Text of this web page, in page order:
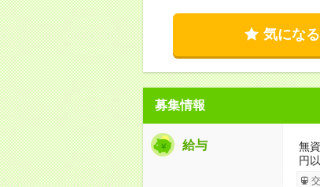
気になる
募集情報
給与
無
円